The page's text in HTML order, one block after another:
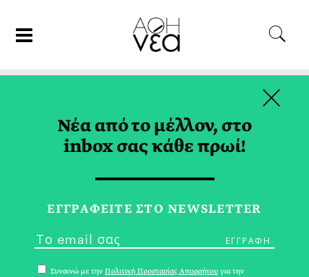
ΑΠΟΨΗ
Η Ιδιότυπη Μοναξιά του
Κυριάκου Μητσοτάκη
Νέα από το μέλλον, στο
inbox σας κάθε πρωί!
ΕΓΓPΑΦΕΙΤΕ ΣΤΟ NEWSLETTER
Συναινώ με την Πολιτική Προστασίας Απορρήτου για την
×